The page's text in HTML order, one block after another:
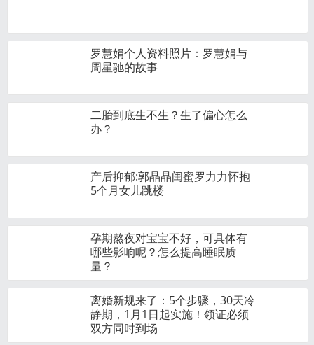
罗慧娟个人资料照片：罗慧娟与
周星驰的故事
二胎到底生不生？生了偏心怎么
办？
产后抑郁:郭晶晶闺蜜罗力力怀抱
5个月女儿跳楼
孕期熬夜对宝宝不好，可具体有
哪些影响呢？怎么提高睡眠质
量？
离婚新规来了：5个步骤，30天冷
静期，1月1日起实施！领证必须
双方同时到场